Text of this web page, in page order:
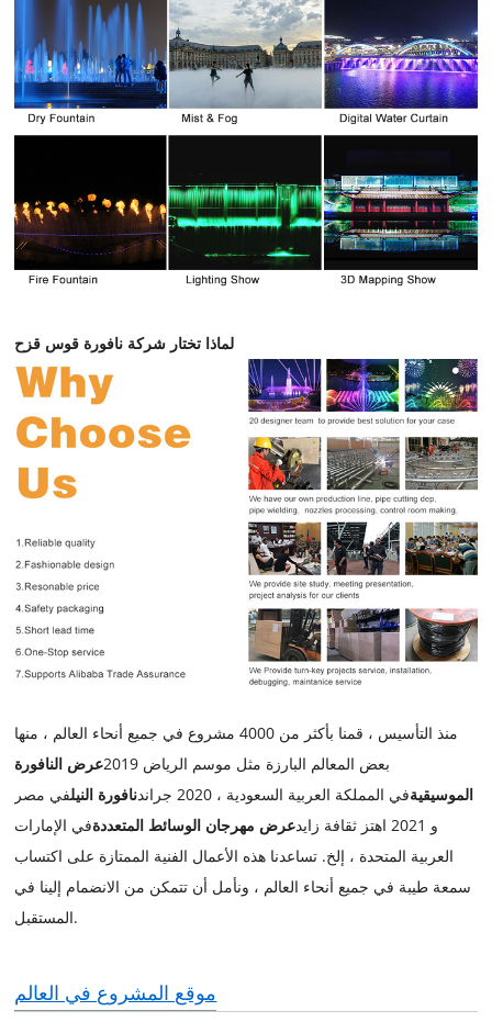
لماذا تختار شركة نافورة قوس قزح
منذ التأسيس ، قمنا بأكثر من 4000 مشروع في جميع أنحاء العالم ، منها
بعض المعالم البارزة مثل موسم الرياض 2019
عرض النافورة
الموسيقيةفي المملكة العربية السعودية ، 2020 جراند نافورة النيلفي مصر
و 2021 اهتز ثقافة زايد
عرض مهرجان الوسائط المتعددةفي الإمارات
العربية المتحدة ، إلخ. تساعدنا هذه الأعمال الفنية الممتازة على اكتساب
سمعة طيبة في جميع أنحاء العالم ، ونأمل أن تتمكن من الانضمام إلينا في
المستقبل.
موقع المشروع في العالم